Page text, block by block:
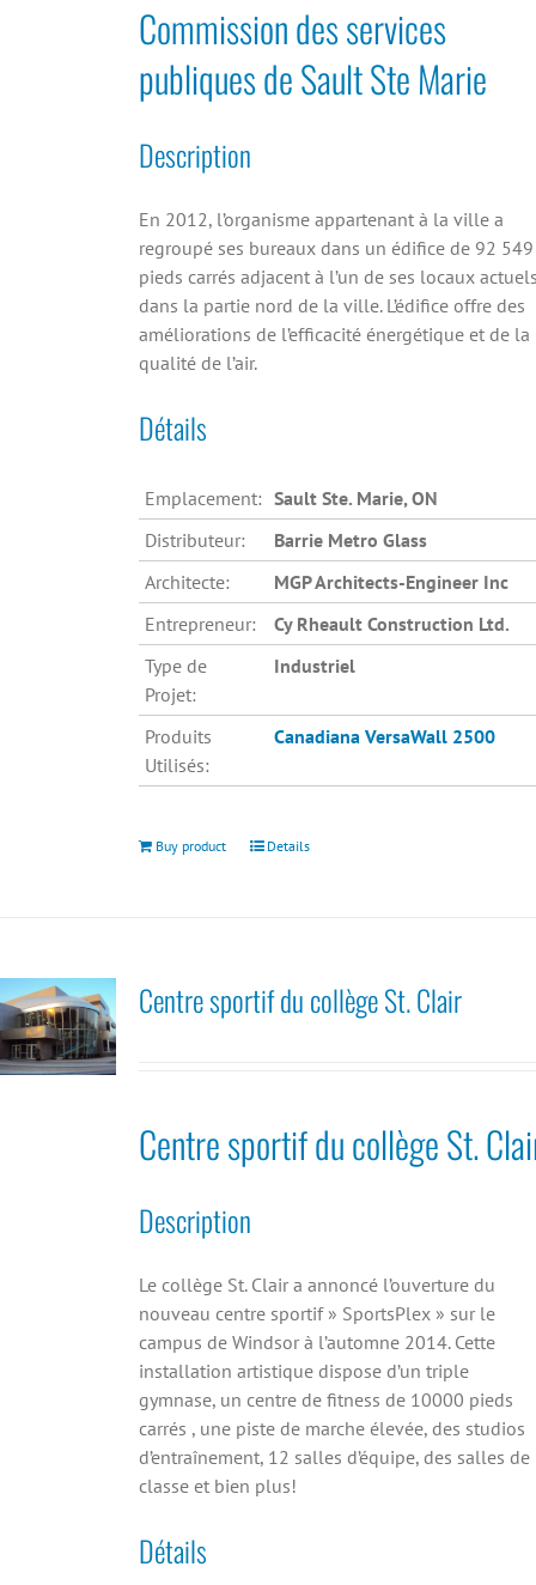
Commission des services
publiques de Sault Ste Marie
Description
En 2012, l’organisme appartenant à la ville a
regroupé ses bureaux dans un édifice de 92 549
pieds carrés adjacent à l’un de ses locaux
dans la partie nord de la ville. L’édifice offre des
améliorations de l’efficacité énergétique et de la
qualité de l’air.
Détails
Emplacement: Sault Ste. Marie, ON
Distributeur:
Barrie Metro Glass
Architecte:
MGP Architects-Engineer Inc
Entrepreneur:
Cy Rheault Construction Ltd.
Type de
Projet:
Industriel
Produits
Utilisés:
Canadiana VersaWall 2500
Buy product Details
Centre sportif du collège St. Clair
Centre sportif du collège St.
Description
Le collège St. Clair a annoncé l’ouverture du
nouveau centre sportif » SportsPlex » sur le
campus de Windsor à l’automne 2014. Cette
installation artistique dispose d’un triple
gymnase, un centre de fitness de 10000 pieds
carrés , une piste de marche élevée, des studios
d’entraînement, 12 salles d’équipe, des salles de
classe et bien plus!
Détails